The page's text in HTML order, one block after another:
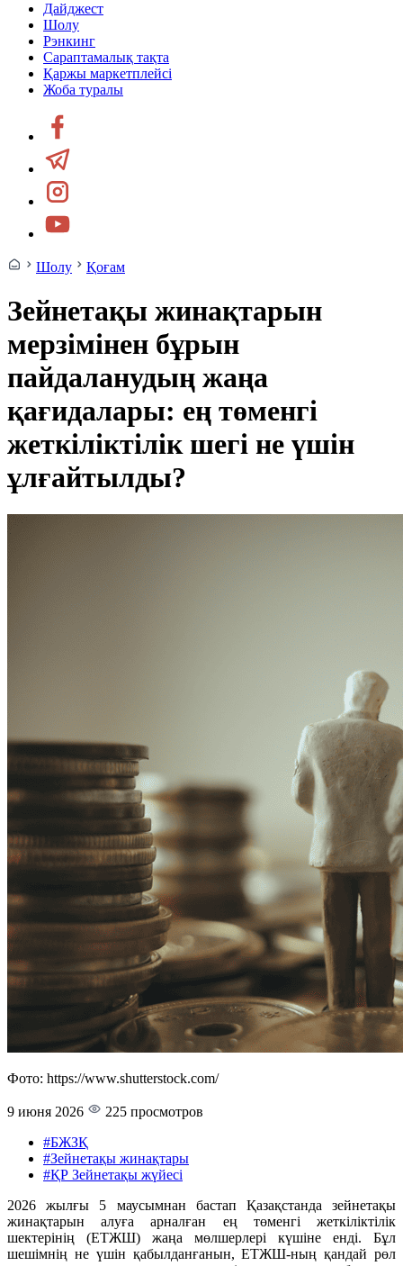
Дайджест
Шолу
Рэнкинг
Сараптамалық тақта
Қаржы маркетплейсі
Жоба туралы
Шолу Қоғам
Зейнетақы жинақтарын
мерзімінен бұрын
пайдаланудың жаңа
қағидалары: ең төменгі
жеткіліктілік шегі не үшін
ұлғайтылды?
Фото: https://www.shutterstock.com/
9 июня 2026
225 просмотров
#БЖЗҚ
#Зейнетақы жинақтары
#ҚР Зейнетақы жүйесі
2026 жылғы 5 маусымнан бастап Қазақстанда зейнетақы
жинақтарын алуға арналған ең төменгі жеткіліктілік
шектерінің (ЕТЖШ) жаңа мөлшерлері күшіне енді. Бұл
шешімнің не үшін қабылданғанын, ЕТЖШ-ның қандай рөл